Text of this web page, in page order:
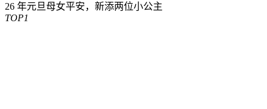
26 年元旦母女平安，新添两位小公主
TOP1